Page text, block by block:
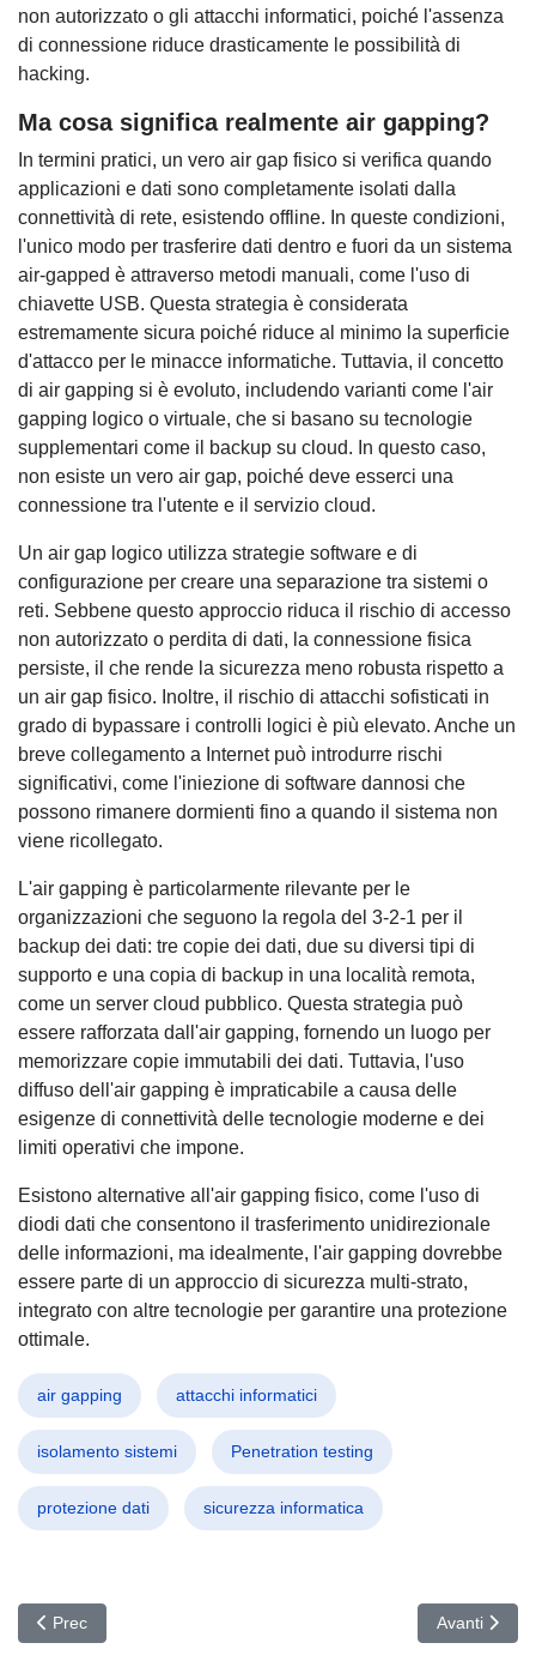
non autorizzato o gli attacchi informatici, poiché l'assenza
di connessione riduce drasticamente le possibilità di
hacking.
Ma cosa significa realmente air gapping?
In termini pratici, un vero air gap fisico si verifica quando
applicazioni e dati sono completamente isolati dalla
connettività di rete, esistendo offline. In queste condizioni,
l'unico modo per trasferire dati dentro e fuori da un sistema
air-gapped è attraverso metodi manuali, come l'uso di
chiavette USB. Questa strategia è considerata
estremamente sicura poiché riduce al minimo la superficie
d'attacco per le minacce informatiche. Tuttavia, il concetto
di air gapping si è evoluto, includendo varianti come l'air
gapping logico o virtuale, che si basano su tecnologie
supplementari come il backup su cloud. In questo caso,
non esiste un vero air gap, poiché deve esserci una
connessione tra l'utente e il servizio cloud.
Un air gap logico utilizza strategie software e di
configurazione per creare una separazione tra sistemi o
reti. Sebbene questo approccio riduca il rischio di accesso
non autorizzato o perdita di dati, la connessione fisica
persiste, il che rende la sicurezza meno robusta rispetto a
un air gap fisico. Inoltre, il rischio di attacchi sofisticati in
grado di bypassare i controlli logici è più elevato. Anche un
breve collegamento a Internet può introdurre rischi
significativi, come l'iniezione di software dannosi che
possono rimanere dormienti fino a quando il sistema non
viene ricollegato.
L'air gapping è particolarmente rilevante per le
organizzazioni che seguono la regola del 3-2-1 per il
backup dei dati: tre copie dei dati, due su diversi tipi di
supporto e una copia di backup in una località remota,
come un server cloud pubblico. Questa strategia può
essere rafforzata dall'air gapping, fornendo un luogo per
memorizzare copie immutabili dei dati. Tuttavia, l'uso
diffuso dell'air gapping è impraticabile a causa delle
esigenze di connettività delle tecnologie moderne e dei
limiti operativi che impone.
Esistono alternative all'air gapping fisico, come l'uso di
diodi dati che consentono il trasferimento unidirezionale
delle informazioni, ma idealmente, l'air gapping dovrebbe
essere parte di un approccio di sicurezza multi-strato,
integrato con altre tecnologie per garantire una protezione
ottimale.
air gapping attacchi informatici
isolamento sistemi Penetration testing
protezione dati sicurezza informatica
Articolo precedente: Attacco Quantistico Rivela Debolezze: La
Prec Articolo
Avanti